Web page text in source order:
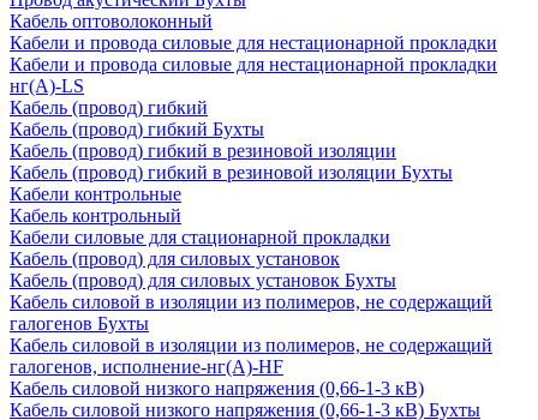
Кабель оптоволоконный
Кабели и провода силовые для нестационарной прокладки
Кабели и провода силовые для нестационарной прокладки
нг(А)-LS
Кабель (провод) гибкий
Кабель (провод) гибкий Бухты
Кабель (провод) гибкий в резиновой изоляции
Кабель (провод) гибкий в резиновой изоляции Бухты
Кабели контрольные
Кабель контрольный
Кабели силовые для стационарной прокладки
Кабель (провод) для силовых установок
Кабель (провод) для силовых установок Бухты
Кабель силовой в изоляции из полимеров, не содержащий
галогенов Бухты
Кабель силовой в изоляции из полимеров, не содержащий
галогенов, исполнение-нг(А)-HF
Кабель силовой низкого напряжения (0,66-1-3 кВ)
Кабель силовой низкого напряжения (0,66-1-3 кВ) Бухты